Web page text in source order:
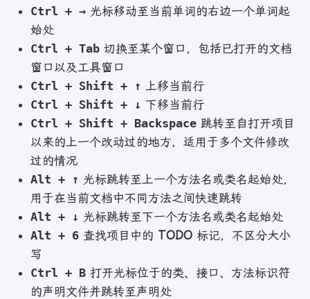
Ctrl + →光标移动至当前单词的右边一个单词起
始处
Ctrl + Tab切换至某个窗口，包括已打开的文档
窗口以及工具窗口
Ctrl + Shift + ↑ 上移当前行
Ctrl + Shift + ↓ 下移当前行
Ctrl + Shift + Backspace跳转至自打开项目
以来的上一个改动过的地方，适用于多个文件修改
过的情况
Alt + ↑ 光标跳转至上一个方法名或类名起始处，
用于在当前文档中不同方法之间快速跳转
Alt + ↓ 光标跳转至下一个方法名或类名起始处
Alt + 6查找项目中的 TODO标记，不区分大小
写
Ctrl + B打开光标位于的类、接口、方法标识符
的声明文件并跳转至声明处